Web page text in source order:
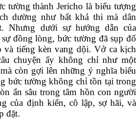
tường thành Jericho là biểu tượng
dường như bất khả thi mà dân
Nhưng dưới sự hướng dẫn của
đồng lòng, bức tường đã sụp đổ
và tiếng kèn vang dội. Vở ca kịch
chuyện ấy không chỉ như một
còn gợi lên những ý nghĩa biểu
bức tường không chỉ tồn tại trong
ẩn sâu trong tâm hồn con người
của định kiến, cô lập, sợ hãi, và
đặt.